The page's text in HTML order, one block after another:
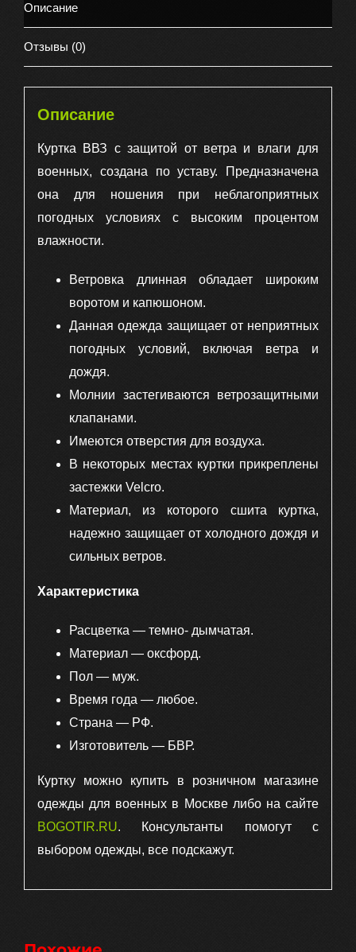
Описание
Отзывы (0)
Описание
Куртка ВВЗ с защитой от ветра и влаги для
военных, создана по уставу. Предназначена
она для ношения при неблагоприятных
погодных условиях с высоким процентом
влажности.
Ветровка длинная обладает широким
воротом и капюшоном.
Данная одежда защищает от неприятных
погодных условий, включая ветра и
дождя.
Молнии застегиваются ветрозащитными
клапанами.
Имеются отверстия для воздуха.
В некоторых местах куртки прикреплены
застежки Velcro.
Материал, из которого сшита куртка,
надежно защищает от холодного дождя и
сильных ветров.
Характеристика
Расцветка — темно- дымчатая.
Материал — оксфорд.
Пол — муж.
Время года — любое.
Страна — РФ.
Изготовитель — БВР.
Куртку можно купить в розничном магазине
одежды для военных в Москве либо на сайте
BOGOTIR.RU. Консультанты помогут с
выбором одежды, все подскажут.